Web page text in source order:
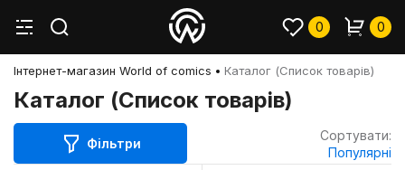
0 0
Інтернет-магазин World of comics Каталог (Список товарів)
Каталог (Список товарів)
Фільтри
Сортувати:
Популярні